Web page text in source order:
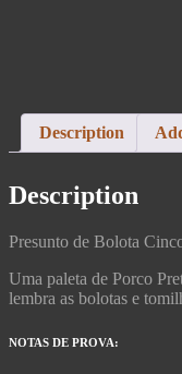
Description
Description
Presunto de Bolota
Uma paleta de Porco
lembra as bolotas e
NOTAS DE PROVA: